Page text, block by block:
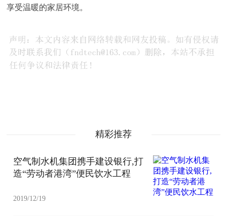
享受温暖的家居环境。
精彩推荐
空气制水机集团携手建设银行,打
造“劳动者港湾”便民饮水工程
2019/12/19